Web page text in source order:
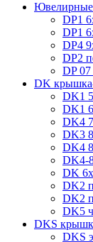
Ювелирные
DP1
DP1
DP4
DP2
DP 07
DK
DK1
DK1
DK4
DK3
DK4
DK4-
DK
DK2
DK2
DK5
DKS
DKS